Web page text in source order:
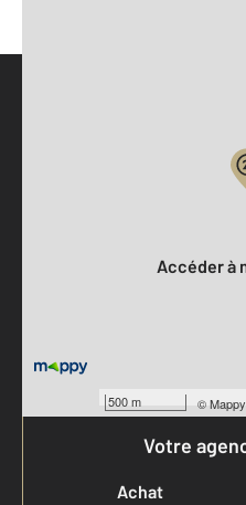
500 m ©Mappy
Accéder
Votre
Achat